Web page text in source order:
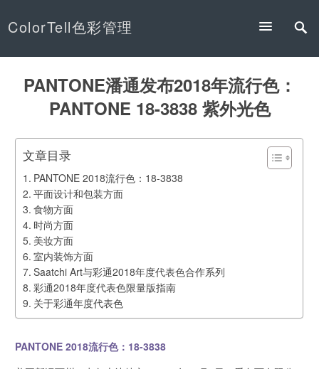
ColorTell色彩管理
PANTONE潘通发布2018年流行色：
PANTONE 18-3838 紫外光色
文章目录
PANTONE 2018流行色：18-3838
平面设计和包装方面
食物方面
时尚方面
美妆方面
室内装饰方面
Saatchi Art与彩通2018年度代表色合作系列
彩通2018年度代表色限量版指南
关于彩通年度代表色
PANTONE 2018流行色：18-3838